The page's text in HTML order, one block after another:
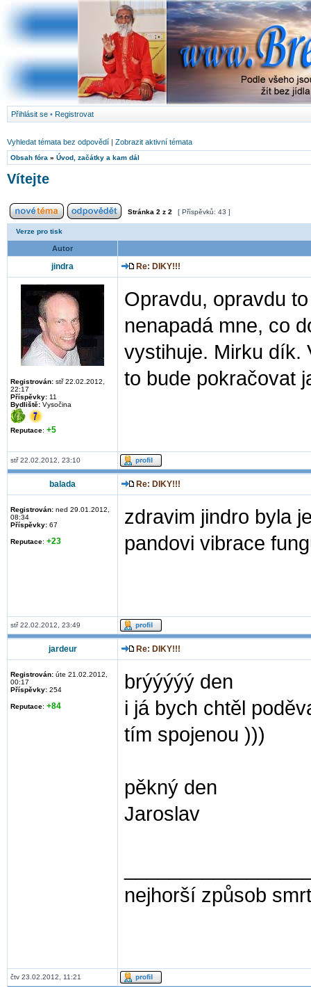
Přihlásit se • Registrovat
Vyhledat témata bez odpovědí | Zobrazit aktivní témata
Obsah fóra » Úvod, začátky a kam dál
Vítejte
Stránka 2 z 2 [ Příspěvků: 43 ]
Verze pro tisk
Autor
jindra Re: DIKY!!!
Registrován: stř 22.02.2012,
22:17
Příspěvky: 11
Bydliště: Vysočina
Reputace: +5
Opravdu, opravdu
nenapadá mne, co
vystihuje. Mirku dík.
to bude pokračovat
stř 22.02.2012, 23:10
balada Re: DIKY!!!
Registrován: ned 29.01.2012,
08:34
Příspěvky: 67
Reputace: +23
zdravim jindro byla
pandovi vibrace
stř 22.02.2012, 23:49
jardeur Re: DIKY!!!
Registrován: úte 21.02.2012,
00:17
Příspěvky: 254
Reputace: +84
brýýýýý den
i já bych chtěl
tím spojenou )))
pěkný den
Jaroslav
nejhorší způsob
čtv 23.02.2012, 11:21